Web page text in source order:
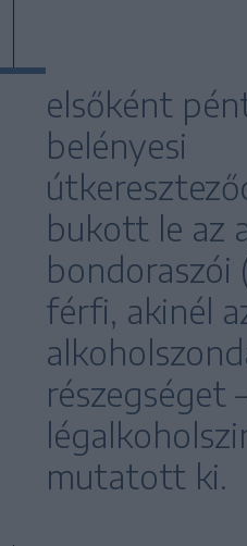
elsőként
belényesi
bukott le az
bondoraszói
férfi, akinél
részegséget
mutatott ki.